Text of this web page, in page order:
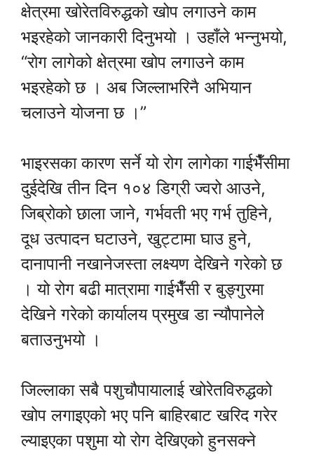
क्षेत्रमा खोरेतविरुद्धको खोप लगाउने काम
भइरहेको जानकारी दिनुभयो । उहाँले भन्नुभयो,
“रोग लागेको क्षेत्रमा खोप लगाउने काम
भइरहेको छ । अब जिल्लाभरिनै अभियान
चलाउने योजना छ ।”
भाइरसका कारण सर्ने यो रोग लागेका गाईभैँसीमा
दुईदेखि तीन दिन १०४ डिग्री ज्वरो आउने,
जिब्रोको छाला जाने, गर्भवती भए गर्भ तुहिने,
दूध उत्पादन घटाउने, खुट्टामा घाउ हुने,
दानापानी नखानेजस्ता लक्ष्यण देखिने गरेको छ
। यो रोग बढी मात्रामा गाईभैँसी र बुङ्गुरमा
देखिने गरेको कार्यालय प्रमुख डा न्यौपानेले
बताउनुभयो ।
जिल्लाका सबै पशुचौपायालाई खोरेतविरुद्धको
खोप लगाइएको भए पनि बाहिरबाट खरिद गरेर
ल्याइएका पशुमा यो रोग देखिएको हुनसक्ने